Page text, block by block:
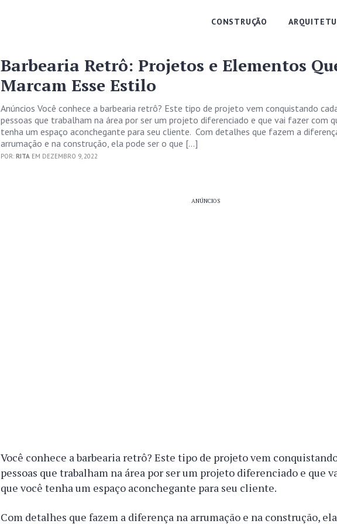
CONSTRUÇÃO
Barbearia Retrô: Projetos e Elementos
Marcam Esse Estilo
Anúncios Você conhece a barbearia retrô? Este tipo de projeto vem conquistando
pessoas que trabalham na área por ser um projeto diferenciado e que vai fazer com
tenha um espaço aconchegante para seu cliente. Com detalhes que fazem a
arrumação e na construção, ela pode ser o que […]
POR:RITA EM DEZEMBRO 9, 2022
ANÚNCIOS
Você conhece a barbearia retrô? Este tipo de projeto vem
pessoas que trabalham na área por ser um projeto diferenciado e que
que você tenha um espaço aconchegante para seu cliente.
Com detalhes que fazem a diferença na arrumação e na construção,